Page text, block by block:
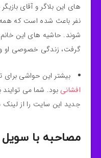
های این بلاگر و آقای
نفر باعث شده است که همه
شوند. حاشیه های این خانم
گرفت، زندگی خصوصی او
بیشتر این حواشی برای
افشانی بود. شما می
جدید این سایت را از لینک
مصاحبه با سویل